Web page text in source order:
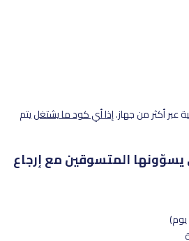
عبر أكثر من جهاز.إذا أي كود ما يشتغليتم
يسوّونها المتسوقين مع إرجاع